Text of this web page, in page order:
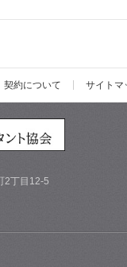
契約について サイトマ
2丁目12-5